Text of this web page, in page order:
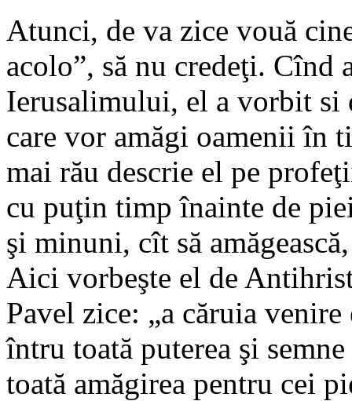
Atunci, de va zice vouă
acolo”, să nu credeţi. Cînd
Ierusalimului, el a vorbit si
care vor amăgi oamenii în
mai rău descrie el pe
cu puţin timp înainte de
şi minuni, cît să
Aici vorbeşte el de
Pavel zice: „a căruia
întru toată puterea şi
toată amăgirea pentru cei